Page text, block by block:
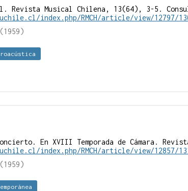
Musical Chilena, 13(64), 3-5.
index.php/RMCH/article/view/12797/
En XVIII Temporada de Cámara.
index.php/RMCH/article/view/12857/